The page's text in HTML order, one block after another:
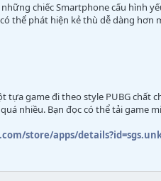
chiếc Smartphone cấu hình
thể phát hiện kẻ thù dễ dàng
tựa game đi theo style PUBG chất
nhiều. Bạn đọc có thể tải game
store/apps/